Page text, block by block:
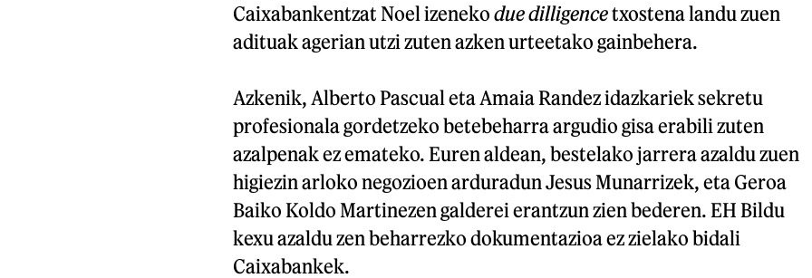
Caixabankentzat Noel izeneko due dilligencetxostena landu zuen
adituak agerian utzi zuten azken urteetako gainbehera.
Azkenik, Alberto Pascual eta Amaia Randez idazkariek sekretu
profesionala gordetzeko betebeharra argudio gisa erabili zuten
azalpenak ez emateko. Euren aldean, bestelako jarrera azaldu zuen
higiezin arloko negozioen arduradun Jesus Munarrizek, eta Geroa
Baiko Koldo Martinezen galderei erantzun zien bederen. EH Bildu
kexu azaldu zen beharrezko dokumentazioa ez zielako bidali
Caixabankek.